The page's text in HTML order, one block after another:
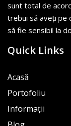
sunt total de
trebui să aveți pe
să fie sensibil la
Quick Links
Acasă
Portofoliu
Informații